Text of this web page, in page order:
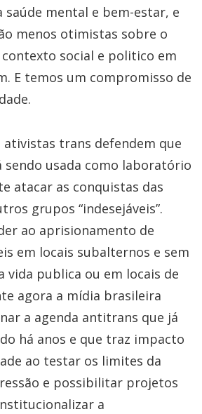
saúde mental e bem-estar, e
menos otimistas sobre o
social e politico em
E temos um compromisso de
trans defendem que
usada como laboratório
atacar as conquistas das
grupos “indesejáveis”.
ao aprisionamento de
em locais subalternos e sem
vida publica ou em locais de
agora a mídia brasileira
a agenda antitrans que já
há anos e que traz impacto
ao testar os limites da
e possibilitar projetos
a